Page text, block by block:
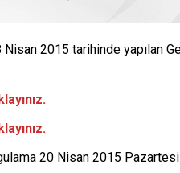
2015 tarihinde yapılan
20 Nisan 2015